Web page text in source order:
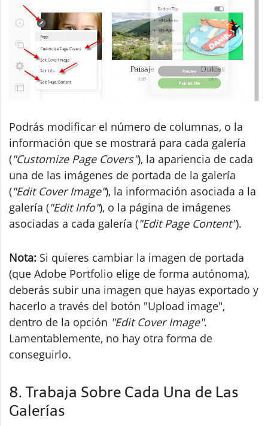
Podrás modificar el número de columnas, o la
información que se mostrará para cada galería
("Customize Page Covers"), la apariencia de cada
una de las imágenes de portada de la galería
("Edit Cover Image"), la información asociada a la
galería ("Edit Info"), o la página de imágenes
asociadas a cada galería ("Edit Page Content").
Nota: Si quieres cambiar la imagen de portada
(que Adobe Portfolio elige de forma autónoma),
deberás subir una imagen que hayas exportado y
hacerlo a través del botón "Upload image",
dentro de la opción "Edit Cover Image".
Lamentablemente, no hay otra forma de
conseguirlo.
8. Trabaja Sobre Cada Una de Las
Galerías